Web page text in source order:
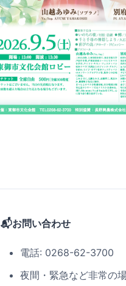
📬お問い合わせ
電話: 0268-62-3700
夜間・緊急など非常の